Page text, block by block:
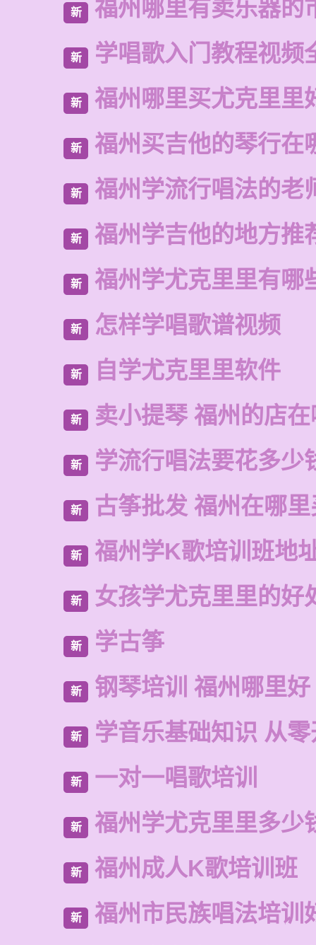
新 福州哪里有卖乐器的
新 学唱歌入门教程视频
新 福州哪里买尤克里里
新 福州买吉他的琴行在
新 福州学流行唱法的老
新 福州学吉他的地方推
新 福州学尤克里里有哪
新 怎样学唱歌谱视频
新 自学尤克里里软件
新 卖小提琴 福州的店
新 学流行唱法要花多少
新 古筝批发 福州在哪
新 福州学K歌培训班地
新 女孩学尤克里里的好
新 学古筝
新 钢琴培训 福州哪里好
新 学音乐基础知识 从
新 一对一唱歌培训
新 福州学尤克里里多少
新 福州成人K歌培训班
新 福州市民族唱法培训